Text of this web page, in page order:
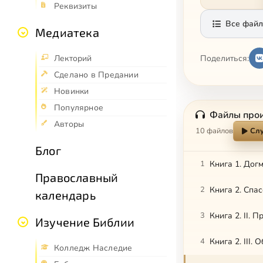
Реквизиты
Медиатека
Лекторий
Сделано в Предании
Новинки
Популярное
Авторы
Блог
Православный
календарь
Изучение Библии
Колледж Наследие
Все
Поделиться:
Файлы
10 файлов
1 Книга 1.
2 Книга 2.
3 Книга 2. II.
4 Книга 2. III.